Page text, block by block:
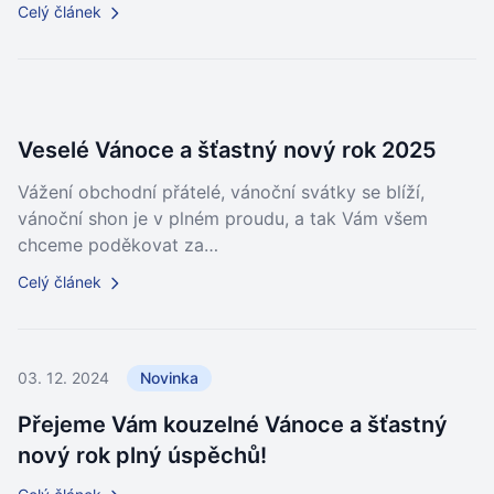
Celý článek
Veselé Vánoce a šťastný nový rok 2025
Vážení obchodní přátelé, vánoční svátky se blíží,
vánoční shon je v plném proudu, a tak Vám všem
chceme poděkovat za…
Celý článek
03. 12. 2024 Novinka
Přejeme Vám kouzelné Vánoce a šťastný
nový rok plný úspěchů!